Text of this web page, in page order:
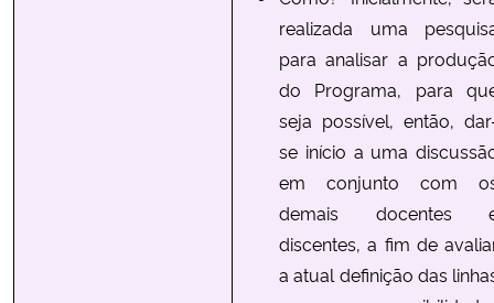
realizada uma
para analisar a
do Programa, para
seja possível, então,
se início a uma
em conjunto com
demais docentes
discentes, a fim de
a atual definição das